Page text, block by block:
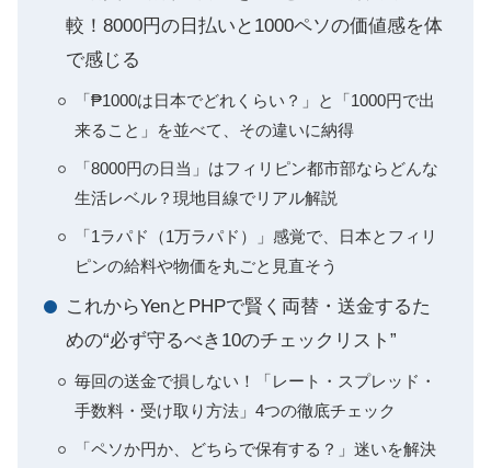
較！8000円の日払いと1000ペソの価値感を体
で感じる
「₱1000は日本でどれくらい？」と「1000円で出
来ること」を並べて、その違いに納得
「8000円の日当」はフィリピン都市部ならどんな
生活レベル？現地目線でリアル解説
「1ラパド（1万ラパド）」感覚で、日本とフィリ
ピンの給料や物価を丸ごと見直そう
これからYenとPHPで賢く両替・送金するた
めの“必ず守るべき10のチェックリスト”
毎回の送金で損しない！「レート・スプレッド・
手数料・受け取り方法」4つの徹底チェック
「ペソか円か、どちらで保有する？」迷いを解決